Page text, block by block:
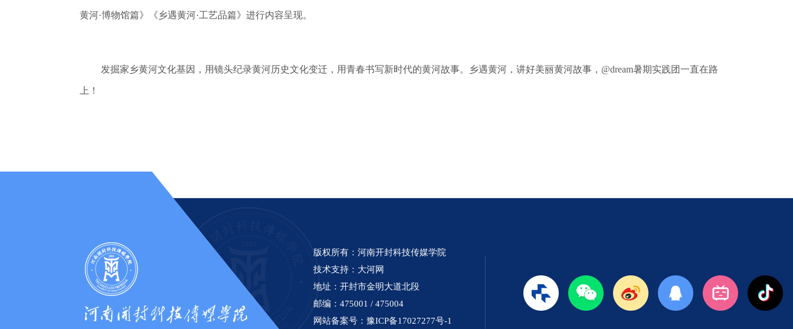
黄河·博物馆篇》《乡遇黄河·工艺品篇》进行内容呈现。
发掘家乡黄河文化基因，用镜头纪录黄河历史文化变迁，用青春书写新时代的黄河故事。 乡遇黄河，讲好美丽黄河故事，@dream暑期实践团一直在路
上！
版权所有：河南开封科技传媒学院
技术支持： 大河网
地址：开封市金明大道北段
邮编：475001 / 475004
网站备案号： 豫ICP备17027277号-1